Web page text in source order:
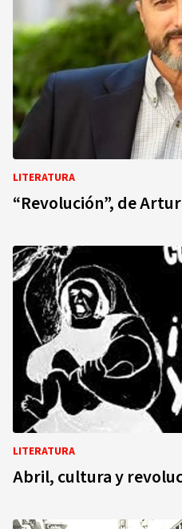
LITERATURA
“Revolución”, de
LITERATURA
Abril, cultura y